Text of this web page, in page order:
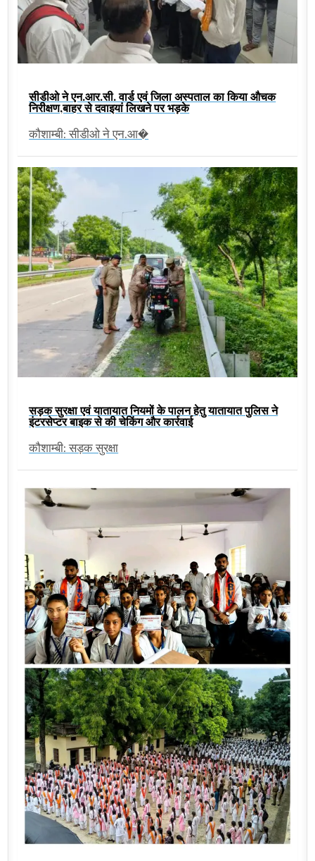
सीडीओ ने एन.आर.सी. वार्ड एवं जिला अस्पताल का किया औचक
निरीक्षण,बाहर से दवाइयां लिखने पर भड़के
कौशाम्बी: सीडीओ ने एन.आ�
सड़क सुरक्षा एवं यातायात नियमों के पालन हेतु यातायात पुलिस ने
इंटरसेप्टर बाइक से की चेकिंग और कार्रवाई
कौशाम्बी: सड़क सुरक्षा